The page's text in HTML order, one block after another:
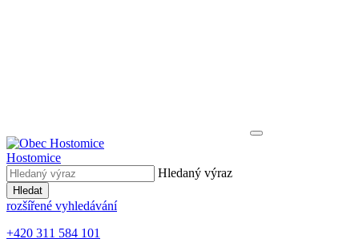
Hostomice
Hledaný výraz
Hledat
rozšířené vyhledávání
+420 311 584 101